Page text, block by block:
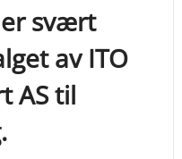
svært
av ITO
AS til